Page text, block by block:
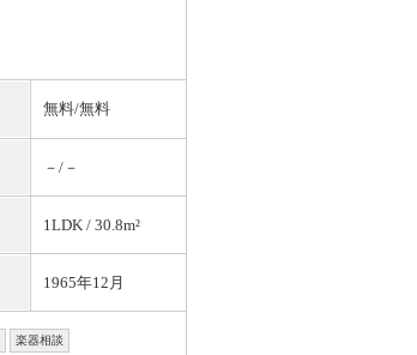
無料/無料
－/－
1LDK / 30.8m²
1965年12月
楽器相談